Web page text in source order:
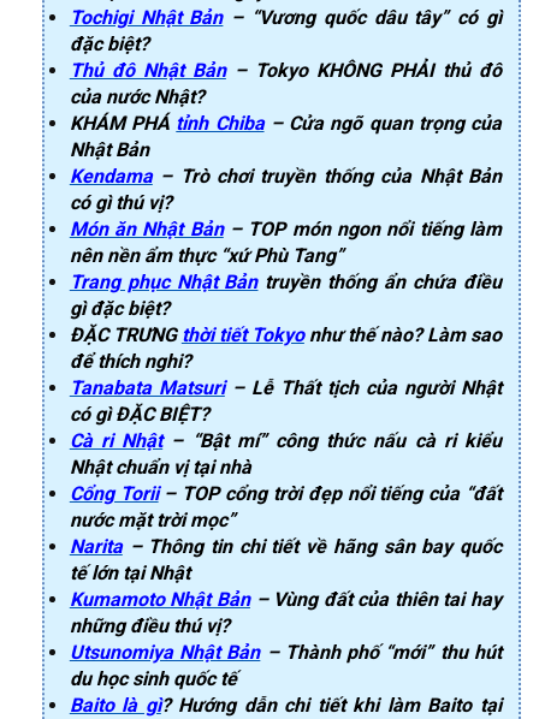
Tochigi Nhật Bản– “Vương quốc dâu tây” có gì
đặc biệt?
Thủ đô Nhật Bản– Tokyo KHÔNG PHẢI thủ đô
của nước Nhật?
KHÁM PHÁ tỉnh Chiba– Cửa ngõ quan trọng của
Nhật Bản
Kendama– Trò chơi truyền thống của Nhật Bản
có gì thú vị?
Món ăn Nhật Bản– TOP món ngon nổi tiếng làm
nên nền ẩm thực “xứ Phù Tang”
Trang phục Nhật Bảntruyền thống ẩn chứa điều
gì đặc biệt?
ĐẶC TRƯNG thời tiết Tokyonhư thế nào? Làm sao
để thích nghi?
Tanabata Matsuri– Lễ Thất tịch của người Nhật
có gì ĐẶC BIỆT?
Cà ri Nhật– “Bật mí” công thức nấu cà ri kiểu
Nhật chuẩn vị tại nhà
Cổng Torii– TOP cổng trời đẹp nổi tiếng của “đất
nước mặt trời mọc”
Narita– Thông tin chi tiết về hãng sân bay quốc
tế lớn tại Nhật
Kumamoto Nhật Bản– Vùng đất của thiên tai hay
những điều thú vị?
Utsunomiya Nhật Bản– Thành phố “mới” thu hút
du học sinh quốc tế
Baito là gì? Hướng dẫn chi tiết khi làm Baito tại